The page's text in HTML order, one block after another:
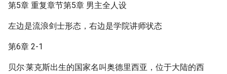
第5章 重复章节第5章 男主全人设
左边是流浪剑士形态，右边是学院讲师状态
第6章 2-1
贝尔·莱克斯出生的国家名叫奥德里西亚，位于大陆的西